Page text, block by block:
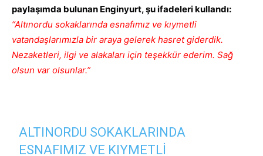
paylaşımda bulunan Enginyurt, şu ifadeleri kullandı:
“Altınordu sokaklarında esnafımız ve kıymetli
vatandaşlarımızla bir araya gelerek hasret giderdik.
Nezaketleri, ilgi ve alakaları için teşekkür ederim. Sağ
olsun var olsunlar.”
ALTINORDU SOKAKLARINDA
ESNAFIMIZ VE KIYMETLI